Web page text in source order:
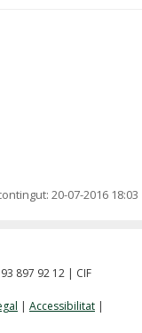
20-07-2016 18:03
897 92 12 | CIF
| Accessibilitat |